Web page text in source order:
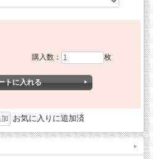
購入数： 枚
お気に入りに追加済